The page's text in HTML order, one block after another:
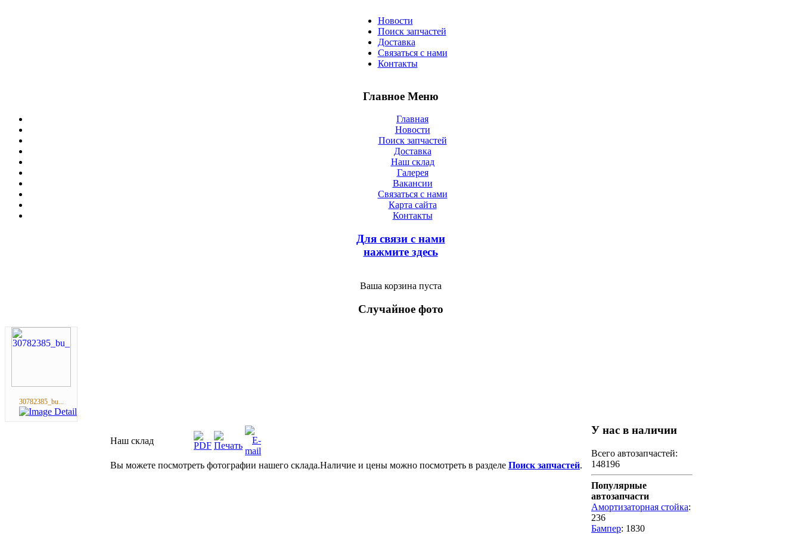
Новости
Поиск запчастей
Доставка
Связаться с нами
Контакты
Главное Меню
Главная
Новости
Поиск запчастей
Доставка
Наш склад
Галерея
Вакансии
Связаться с нами
Карта сайта
Контакты
Для связи с нами
нажмите здесь
Ваша корзина пуста
Случайное фото
30782385_bu...
Наш склад
Вы можете посмотреть фотографии нашего склада.Наличие и цены можно посмотреть в разделе Поиск запчастей.
У нас в наличии
Всего автозапчастей:
148196
Популярные
автозапчасти
Амортизаторная стойка:
236
Бампер: 1830